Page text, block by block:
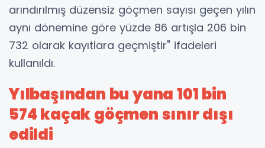
arındırılmış düzensiz göçmen sayısı geçen yılın
aynı dönemine göre yüzde 86 artışla 206 bin
732 olarak kayıtlara geçmiştir" ifadeleri
kullanıldı.
Yılbaşından bu yana 101 bin
574 kaçak göçmen sınır dışı
edildi